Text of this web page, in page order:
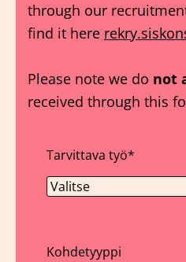
through our
find it here
Please note we do not
received through this
Tarvittava työ*
Kohdetyyppi